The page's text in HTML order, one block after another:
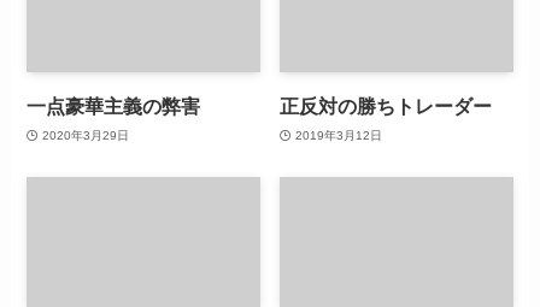
一点豪華主義の弊害
2020年3月29日
正反対の勝ちトレーダー
2019年3月12日